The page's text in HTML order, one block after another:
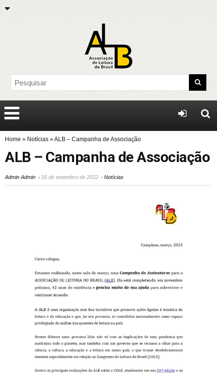
Home » Notícias »ALB – Campanha de Associação
ALB – Campanha de Associação
Admin Admin 16 de setembro de 2022 Notícias